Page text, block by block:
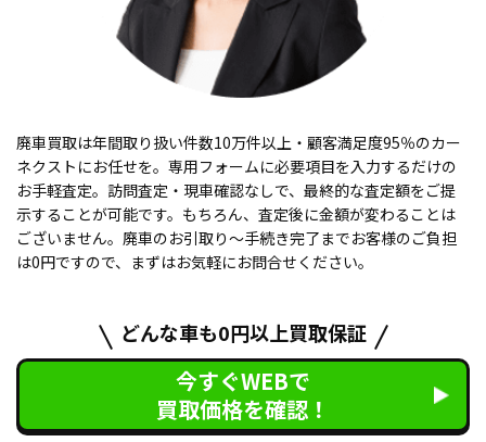
廃車買取は年間取り扱い件数10万件以上・顧客満足度95％のカー
ネクストにお任せを。専用フォームに必要項目を入力するだけの
お手軽査定。訪問査定・現車確認なしで、最終的な査定額をご提
示することが可能です。もちろん、査定後に金額が変わることは
ございません。廃車のお引取り〜手続き完了までお客様のご負担
は0円ですので、まずはお気軽にお問合せください。
どんな車も0円以上買取保証
今すぐWEBで
買取価格を確認！